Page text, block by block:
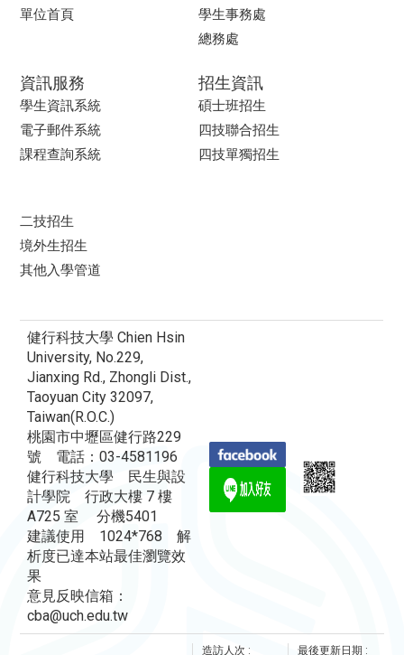
單位首頁
學生事務處
總務處
資訊服務
學生資訊系統
電子郵件系統
課程查詢系統
招生資訊
碩士班招生
四技聯合招生
四技單獨招生
二技招生
境外生招生
其他入學管道
健行科技大學 Chien Hsin
University, No.229,
Jianxing Rd., Zhongli Dist.,
Taoyuan City 32097,
Taiwan(R.O.C.)
桃園市中壢區健行路229
號 電話：03-4581196
健行科技大學 民生與設
計學院 行政大樓 7 樓
A725 室 分機5401
建議使用 1024*768 解
析度已達本站最佳瀏覽效
果
意見反映信箱：
cba@uch.edu.tw
造訪人次 : 最後更新日期 :